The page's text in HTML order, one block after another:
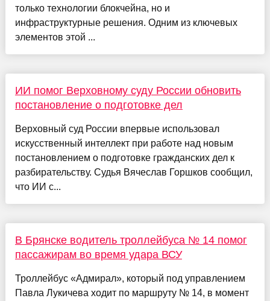
только технологии блокчейна, но и
инфраструктурные решения. Одним из ключевых
элементов этой ...
ИИ помог Верховному суду России обновить
постановление о подготовке дел
Верховный суд России впервые использовал
искусственный интеллект при работе над новым
постановлением о подготовке гражданских дел к
разбирательству. Судья Вячеслав Горшков сообщил,
что ИИ с...
В Брянске водитель троллейбуса № 14 помог
пассажирам во время удара ВСУ
Троллейбус «Адмирал», который под управлением
Павла Лукичева ходит по маршруту № 14, в момент